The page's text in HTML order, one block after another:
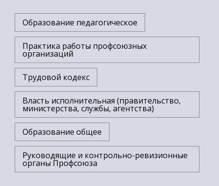
Образование педагогическое
Практика работы профсоюзных
организаций
Трудовой кодекс
Власть исполнительная (правительство,
министерства, службы, агентства)
Образование общее
Руководящие и контрольно-ревизионные
органы Профсоюза